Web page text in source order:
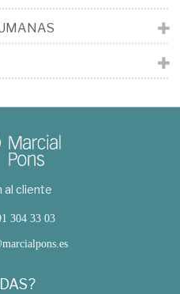
al cliente
304 33 03